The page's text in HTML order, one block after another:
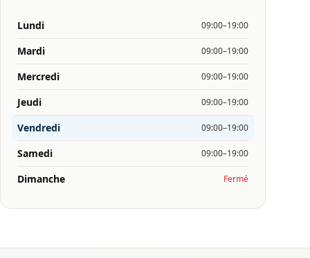
Lundi 09:00–19:00
Mardi 09:00–19:00
Mercredi 09:00–19:00
Jeudi 09:00–19:00
Vendredi 09:00–19:00
Samedi 09:00–19:00
Dimanche Fermé